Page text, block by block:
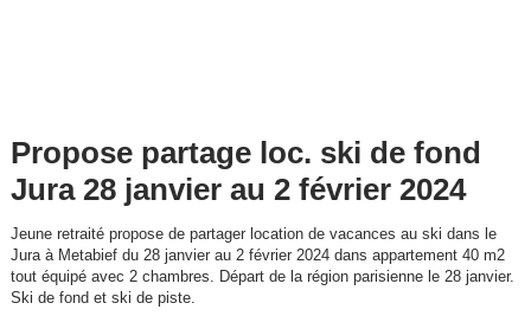
Propose partage loc. ski de fond
Jura 28 janvier au 2 février 2024
Jeune retraité propose de partager location de vacances au ski dans le
Jura à Metabief du 28 janvier au 2 février 2024 dans appartement 40 m2
tout équipé avec 2 chambres. Départ de la région parisienne le 28 janvier.
Ski de fond et ski de piste.